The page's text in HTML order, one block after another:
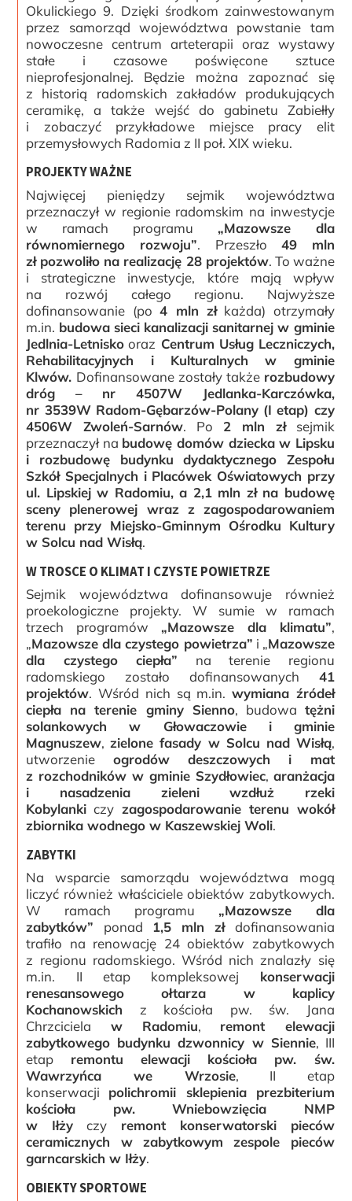
Okulickiego 9. Dzięki środkom zainwestowanym
przez samorząd województwa powstanie tam
nowoczesne centrum arteterapii oraz wystawy
stałe i czasowe poświęcone sztuce
nieprofesjonalnej. Będzie można zapoznać się
z historią radomskich zakładów produkujących
ceramikę, a także wejść do gabinetu Zabiełły
i zobaczyć przykładowe miejsce pracy elit
przemysłowych Radomia z II poł. XIX wieku.
PROJEKTY WAŻNE
Najwięcej pieniędzy sejmik województwa
przeznaczył w regionie radomskim na inwestycje
w ramach programu „Mazowsze dla
równomiernego rozwoju”. Przeszło 49 mln
zł pozwoliło na realizację 28 projektów. To ważne
i strategiczne inwestycje, które mają wpływ
na rozwój całego regionu. Najwyższe
dofinansowanie (po4 mln złkażda) otrzymały
m.in. budowa sieci kanalizacji sanitarnej w gminie
Jedlnia-Letnisko oraz Centrum Usług Leczniczych,
Rehabilitacyjnych i Kulturalnych w gminie
Klwów. Dofinansowane zostały także rozbudowy
dróg – nr 4507W Jedlanka-Karczówka,
nr 3539W Radom-Gębarzów-Polany (I etap) czy
4506W Zwoleń-Sarnów. Po 2 mln złsejmik
przeznaczył na budowę domów dziecka w Lipsku
i rozbudowę budynku dydaktycznego Zespołu
Szkół Specjalnych i Placówek Oświatowych przy
ul. Lipskiej w Radomiu, a 2,1 mln zł na budowę
sceny plenerowej wraz z zagospodarowaniem
terenu przy Miejsko-Gminnym Ośrodku Kultury
w Solcu nad Wisłą.
W TROSCE O KLIMAT I CZYSTE POWIETRZE
Sejmik województwa dofinansowuje również
proekologiczne projekty. W sumie w ramach
trzech programów „Mazowsze dla klimatu”,
„Mazowsze dla czystego powietrza” i „Mazowsze
dla czystego ciepła” na terenie regionu
radomskiego zostało dofinansowanych 41
projektów. Wśród nich są m.in. wymiana źródeł
ciepła na terenie gminy Sienno, budowa tężni
solankowych w Głowaczowie i gminie
Magnuszew,zielone fasady w Solcu nad Wisłą,
utworzenie ogrodów deszczowych i mat
z rozchodników w gminie Szydłowiec, aranżacja
i nasadzenia zieleni wzdłuż rzeki
Kobylanki czy zagospodarowanie terenu wokół
zbiornika wodnego w Kaszewskiej Woli.
ZABYTKI
Na wsparcie samorządu województwa mogą
liczyć również właściciele obiektów zabytkowych.
W ramach programu „Mazowsze dla
zabytków” ponad 1,5 mln złdofinansowania
trafiło na renowację 24 obiektów zabytkowych
z regionu radomskiego. Wśród nich znalazły się
m.in. II etap kompleksowej konserwacji
renesansowego ołtarza w kaplicy
Kochanowskich z kościoła pw. św. Jana
Chrzciciela w Radomiu, remont elewacji
zabytkowego budynku dzwonnicy w Siennie, III
etap remontu elewacji kościoła pw. św.
Wawrzyńca we Wrzosie, II etap
konserwacji polichromii sklepienia prezbiterium
kościoła pw. Wniebowzięcia NMP
w Iłży czy remont konserwatorski pieców
ceramicznych w zabytkowym zespole pieców
garncarskich w Iłży.
OBIEKTY SPORTOWE